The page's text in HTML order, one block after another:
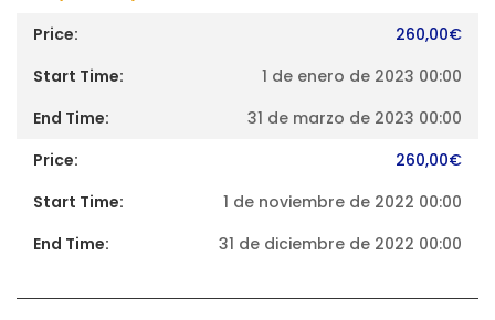
260,00€
1 de enero de 2023 00:00
31 de marzo de 2023 00:00
260,00€
1 de noviembre de 2022 00:00
31 de diciembre de 2022 00:00